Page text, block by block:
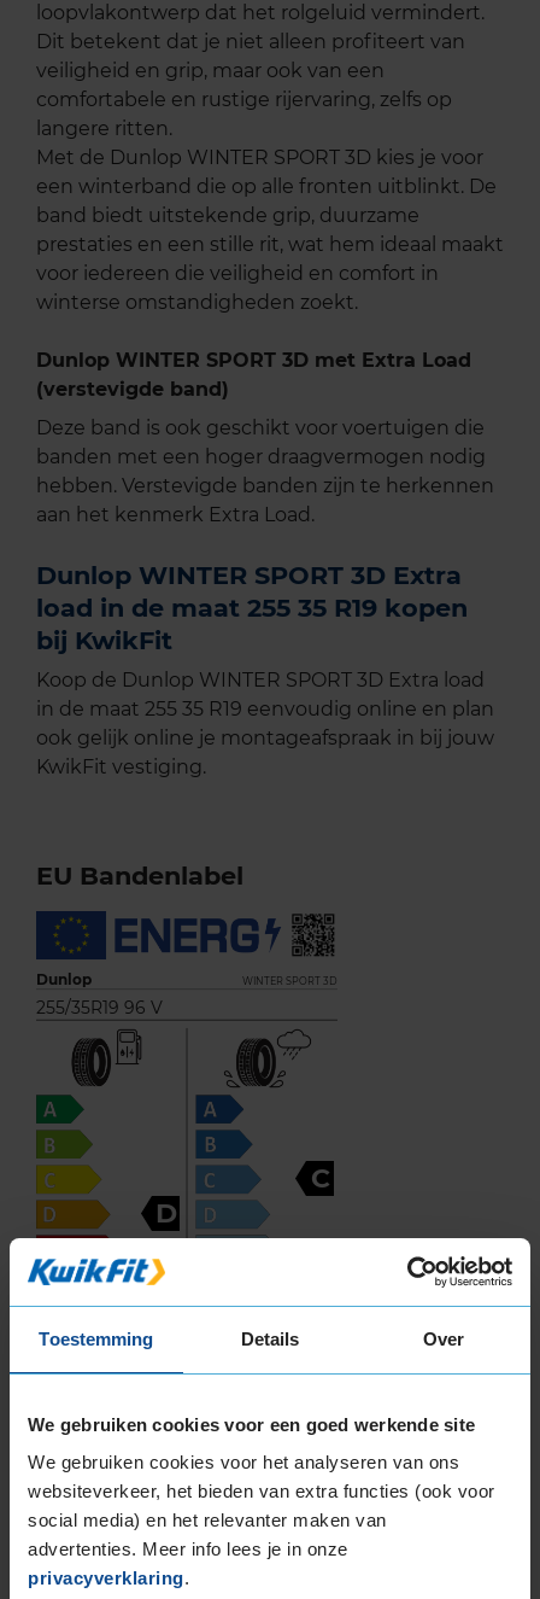
Toestemming Details Over
We gebruiken cookies voor een goed werkende site
We gebruiken cookies voor het analyseren van ons
websiteverkeer, het bieden van extra functies (ook voor
social media) en het relevanter maken van
advertenties. Meer info lees je in onze
privacyverklaring.
loopvlakontwerp dat het rolgeluid vermindert.
Dit betekent dat je niet alleen profiteert van
veiligheid en grip, maar ook van een
comfortabele en rustige rijervaring, zelfs op
langere ritten.
Met de Dunlop WINTER SPORT 3D kies je voor
een winterband die op alle fronten uitblinkt. De
band biedt uitstekende grip, duurzame
prestaties en een stille rit, wat hem ideaal maakt
voor iedereen die veiligheid en comfort in
winterse omstandigheden zoekt.
Dunlop WINTER SPORT 3D met Extra Load
(verstevigde band)
Deze band is ook geschikt voor voertuigen die
banden met een hoger draagvermogen nodig
hebben. Verstevigde banden zijn te herkennen
aan het kenmerk Extra Load.
Dunlop WINTER SPORT 3D Extra
load in de maat 255 35 R19 kopen
bij KwikFit
Koop de Dunlop WINTER SPORT 3D Extra load
in de maat 255 35 R19 eenvoudig online en plan
ook gelijk online je montageafspraak in bij jouw
KwikFit vestiging.
EU Bandenlabel
Dunlop WINTER SPORT 3D
255/35R19 96 V
D
C
Deze band is beoordeeld met het EU
brandstofefficiëntie-label D, wat overeen komt
met een minder goede brandstofefficiëntie.
In de categorie grip op nat wegdek is deze band
gewaardeerd met een C-label, wat betekent dat